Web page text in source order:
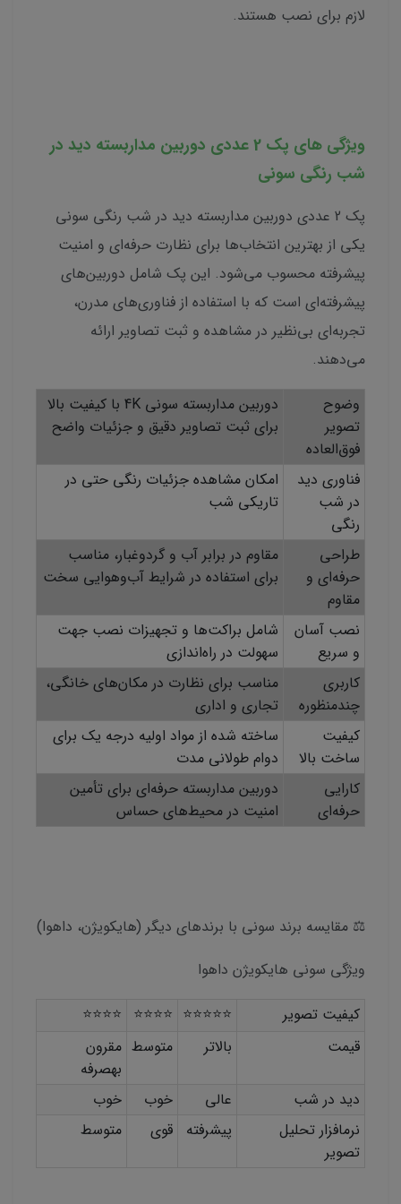
لازم برای نصب هستند.
ویژگی های پک 2 عددی دوربین مداربسته دید در
شب رنگی سونی
پک 2 عددی دوربین مداربسته دید در شب رنگی سونی
یکی از بهترین انتخاب‌ها برای نظارت حرفه‌ای و امنیت
پیشرفته محسوب می‌شود. این پک شامل دوربین‌های
پیشرفته‌ای است که با استفاده از فناوری‌های مدرن،
تجربه‌ای بی‌نظیر در مشاهده و ثبت تصاویر ارائه
می‌دهند.
وضوح
تصویر
فوق‌العاده
دوربین مداربسته سونی 4K با کیفیت بالا
برای ثبت تصاویر دقیق و جزئیات واضح
فناوری دید
در شب
رنگی
امکان مشاهده جزئیات رنگی حتی در
تاریکی شب
طراحی
حرفه‌ای و
مقاوم
مقاوم در برابر آب و گردوغبار، مناسب
برای استفاده در شرایط آب‌وهوایی سخت
نصب آسان
و سریع
شامل براکت‌ها و تجهیزات نصب جهت
سهولت در راه‌اندازی
کاربری
چندمنظوره
مناسب برای نظارت در مکان‌های خانگی،
تجاری و اداری
کیفیت
ساخت بالا
ساخته شده از مواد اولیه درجه یک برای
دوام طولانی مدت
کارایی
حرفه‌ای
دوربین مداربسته حرفه‌ای برای تأمین
امنیت در محیط‌های حساس
⚖️ مقایسه برند سونی با برندهای دیگر (هایکویژن، داهوا)
ویژگی سونی هایکویژن داهوا
کیفیت تصویر
⭐⭐⭐⭐⭐
⭐⭐⭐⭐
⭐⭐⭐⭐
قیمت
بالاتر متوسط مقرون
بهصرفه
دید در شب
عالی خوب
خوب
نرمافزار تحلیل
تصویر
پیشرفته قوی متوسط